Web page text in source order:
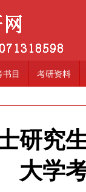
书目 考研资料
研究
大学